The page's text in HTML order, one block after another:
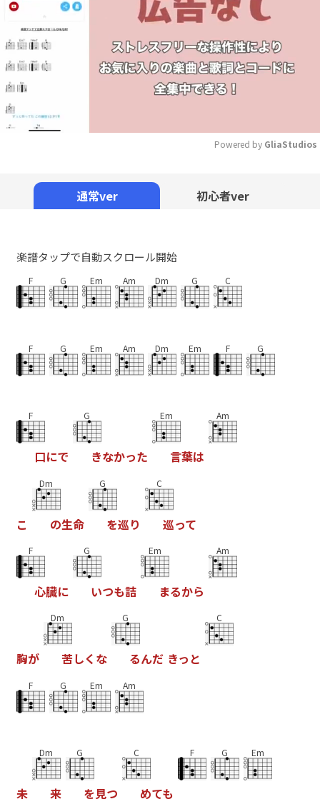
Powered by GliaStudios
通常ver 初心者ver
楽譜タップで自動スクロール開始
F G Em Am Dm G C
F G Em Am Dm Em F G
F
口にで
G
きなかった
Em
言葉は
Am
こ
Dm
の生命
G
を巡り
C
巡って
F
心臓に
G
いつも詰
Em
まるから
Am
胸が
Dm
苦しく な
G
るんだ きっ と
C
F G Em Am
未
Dm
来
G
を見つ
C
めても
F G Em